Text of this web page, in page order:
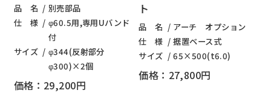
品 名
別売部品
仕 様
φ60.5用,専用Uバンド
付
サイズ
φ344(反射部分
φ300)×2個
価格：29,200円
ト
品 名
アーチ オプション
仕 様
据置ベース式
サイズ
65×500(t6.0)
価格：27,800円